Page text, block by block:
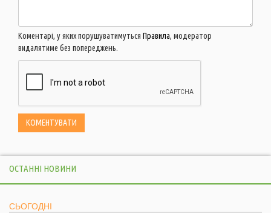
Коментарі, у яких порушуватимуться Правила, модератор
видалятиме без попереджень.
ОСТАННІ НОВИНИ
СЬОГОДНІ